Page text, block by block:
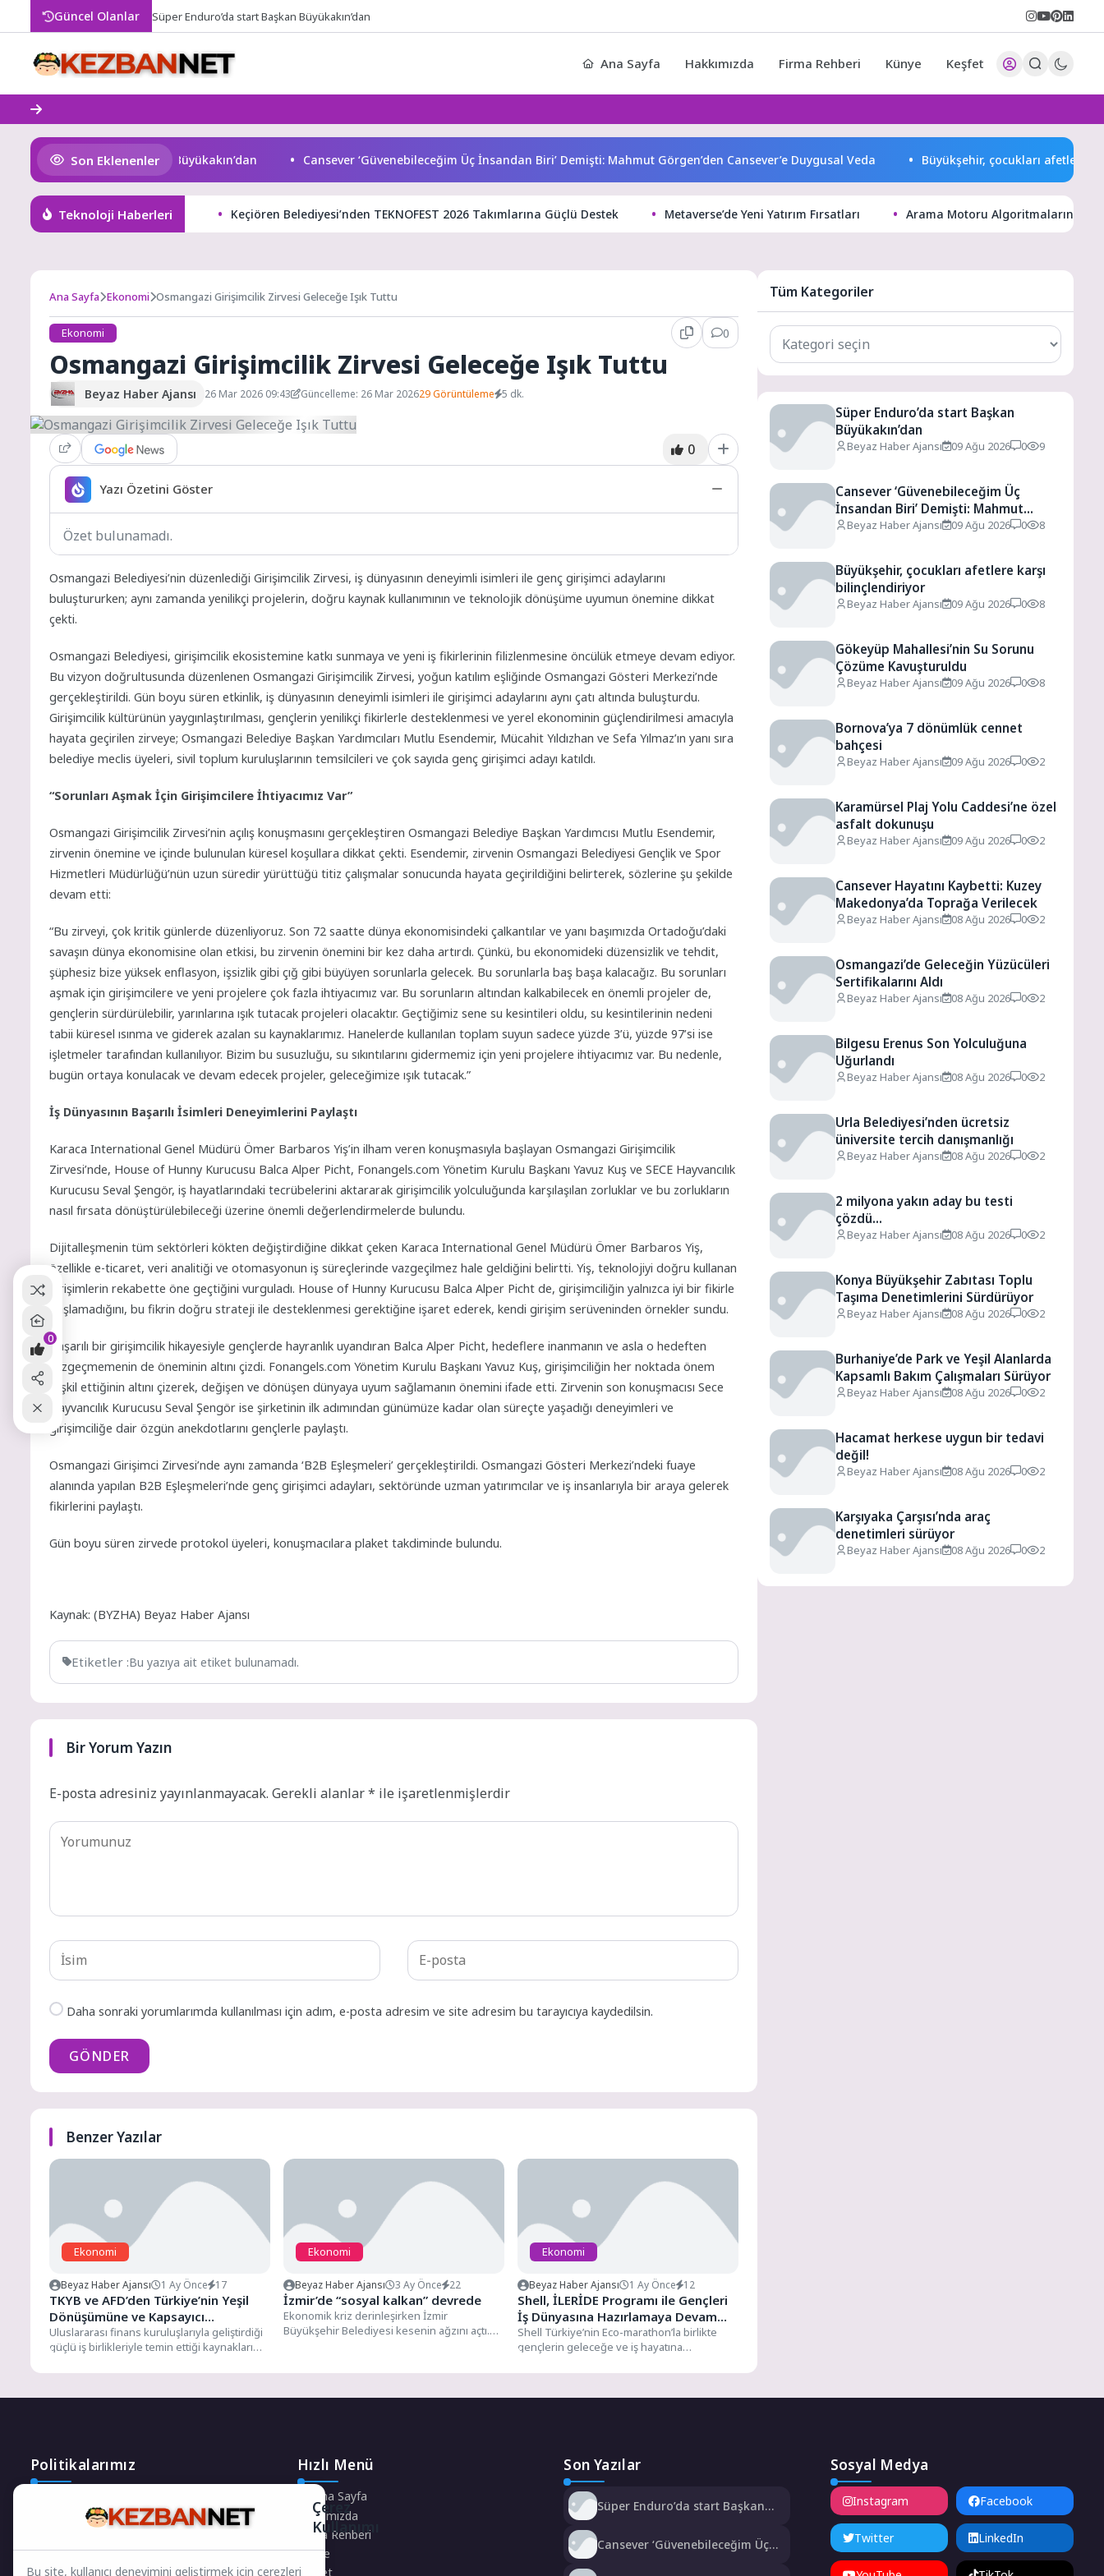
Güncel Olanlar Süper Enduro’da start Başkan Büyükakın’dan
Ana Sayfa Hakkımızda Firma Rehberi Künye Keşfet
Son Eklenenler
Enduro’da start Başkan Büyükakın’dan Cansever ‘Güvenebileceğim Üç İnsandan Biri’ Demişti: Mahmut Görgen’den Cansever’e Duygusal Veda Büyükşehir, çocukları afetlere karşı
Teknoloji Haberleri Keçiören Belediyesi’nden TEKNOFEST 2026 Takımlarına Güçlü Destek Metaverse’de Yeni Yatırım Fırsatları Arama Motoru Algoritmalarında
Ana Sayfa Ekonomi Osmangazi Girişimcilik Zirvesi Geleceğe Işık Tuttu
Ekonomi 0
Osmangazi Girişimcilik Zirvesi Geleceğe Işık Tuttu
Beyaz Haber Ajansı 26 Mar 2026 09:43 Güncelleme: 26 Mar 202629 Görüntüleme 5 dk.
0
Yazı Özetini Göster
Özet bulunamadı.
Osmangazi Belediyesi’nin düzenlediği Girişimcilik Zirvesi, iş dünyasının deneyimli isimleri ile genç girişimci adaylarını
buluştururken; aynı zamanda yenilikçi projelerin, doğru kaynak kullanımının ve teknolojik dönüşüme uyumun önemine dikkat
çekti.
Osmangazi Belediyesi, girişimcilik ekosistemine katkı sunmaya ve yeni iş fikirlerinin filizlenmesine öncülük etmeye devam ediyor.
Bu vizyon doğrultusunda düzenlenen Osmangazi Girişimcilik Zirvesi, yoğun katılım eşliğinde Osmangazi Gösteri Merkezi’nde
gerçekleştirildi. Gün boyu süren etkinlik, iş dünyasının deneyimli isimleri ile girişimci adaylarını aynı çatı altında buluşturdu.
Girişimcilik kültürünün yaygınlaştırılması, gençlerin yenilikçi fikirlerle desteklenmesi ve yerel ekonominin güçlendirilmesi amacıyla
hayata geçirilen zirveye; Osmangazi Belediye Başkan Yardımcıları Mutlu Esendemir, Mücahit Yıldızhan ve Sefa Yılmaz’ın yanı sıra
belediye meclis üyeleri, sivil toplum kuruluşlarının temsilcileri ve çok sayıda genç girişimci adayı katıldı.
“Sorunları Aşmak İçin Girişimcilere İhtiyacımız Var”
Osmangazi Girişimcilik Zirvesi’nin açılış konuşmasını gerçekleştiren Osmangazi Belediye Başkan Yardımcısı Mutlu Esendemir,
zirvenin önemine ve içinde bulunulan küresel koşullara dikkat çekti. Esendemir, zirvenin Osmangazi Belediyesi Gençlik ve Spor
Hizmetleri Müdürlüğü’nün uzun süredir yürüttüğü titiz çalışmalar sonucunda hayata geçirildiğini belirterek, sözlerine şu şekilde
devam etti:
“Bu zirveyi, çok kritik günlerde düzenliyoruz. Son 72 saatte dünya ekonomisindeki çalkantılar ve yanı başımızda Ortadoğu’daki
savaşın dünya ekonomisine olan etkisi, bu zirvenin önemini bir kez daha artırdı. Çünkü, bu ekonomideki düzensizlik ve tehdit,
şüphesiz bize yüksek enflasyon, işsizlik gibi çığ gibi büyüyen sorunlarla gelecek. Bu sorunlarla baş başa kalacağız. Bu sorunları
aşmak için girişimcilere ve yeni projelere çok fazla ihtiyacımız var. Bu sorunların altından kalkabilecek en önemli projeler de,
gençlerin sürdürülebilir, yarınlarına ışık tutacak projeleri olacaktır. Geçtiğimiz sene su kesintileri oldu, su kesintilerinin nedeni
tabii küresel ısınma ve giderek azalan su kaynaklarımız. Hanelerde kullanılan toplam suyun sadece yüzde 3’ü, yüzde 97’si ise
işletmeler tarafından kullanılıyor. Bizim bu susuzluğu, su sıkıntılarını gidermemiz için yeni projelere ihtiyacımız var. Bu nedenle,
bugün ortaya konulacak ve devam edecek projeler, geleceğimize ışık tutacak.”
İş Dünyasının Başarılı İsimleri Deneyimlerini Paylaştı
Karaca International Genel Müdürü Ömer Barbaros Yiş’in ilham veren konuşmasıyla başlayan Osmangazi Girişimcilik
Zirvesi’nde, House of Hunny Kurucusu Balca Alper Picht, Fonangels.com Yönetim Kurulu Başkanı Yavuz Kuş ve SECE Hayvancılık
Kurucusu Seval Şengör, iş hayatlarındaki tecrübelerini aktararak girişimcilik yolculuğunda karşılaşılan zorluklar ve bu zorlukların
nasıl fırsata dönüştürülebileceği üzerine önemli değerlendirmelerde bulundu.
Dijitalleşmenin tüm sektörleri kökten değiştirdiğine dikkat çeken Karaca International Genel Müdürü Ömer Barbaros Yiş,
özellikle e-ticaret, veri analitiği ve otomasyonun iş süreçlerinde vazgeçilmez hale geldiğini belirtti. Yiş, teknolojiyi doğru kullanan
girişimlerin rekabette öne geçtiğini vurguladı. House of Hunny Kurucusu Balca Alper Picht de, girişimciliğin yalnızca iyi bir fikirle
başlamadığını, bu fikrin doğru strateji ile desteklenmesi gerektiğine işaret ederek, kendi girişim serüveninden örnekler sundu.
Başarılı bir girişimcilik hikayesiyle gençlerde hayranlık uyandıran Balca Alper Picht, hedeflere inanmanın ve asla o hedeften
vazgeçmemenin de öneminin altını çizdi. Fonangels.com Yönetim Kurulu Başkanı Yavuz Kuş, girişimciliğin her noktada önem
teşkil ettiğinin altını çizerek, değişen ve dönüşen dünyaya uyum sağlamanın önemini ifade etti. Zirvenin son konuşmacısı Sece
Hayvancılık Kurucusu Seval Şengör ise şirketinin ilk adımından günümüze kadar olan süreçte yaşadığı deneyimleri ve
girişimciliğe dair özgün anekdotlarını gençlerle paylaştı.
Osmangazi Girişimci Zirvesi’nde aynı zamanda ‘B2B Eşleşmeleri’ gerçekleştirildi. Osmangazi Gösteri Merkezi’ndeki fuaye
alanında yapılan B2B Eşleşmeleri’nde genç girişimci adayları, sektöründe uzman yatırımcılar ve iş insanlarıyla bir araya gelerek
fikirlerini paylaştı.
Gün boyu süren zirvede protokol üyeleri, konuşmacılara plaket takdiminde bulundu.
Kaynak: (BYZHA) Beyaz Haber Ajansı
Etiketler :Bu yazıya ait etiket bulunamadı.
Bir Yorum Yazın
E-posta adresiniz yayınlanmayacak. Gerekli alanlar* ile işaretlenmişlerdir
Daha sonraki yorumlarımda kullanılması için adım, e-posta adresim ve site adresim bu tarayıcıya kaydedilsin.
GÖNDER
Benzer Yazılar
Ekonomi
Beyaz Haber Ajansı 1 Ay Önce 17
TKYB ve AFD’den Türkiye’nin Yeşil
Dönüşümüne ve Kapsayıcı
Kalkınmasına 200 Milyon Avroluk
Kaynak
Uluslararası finans kuruluşlarıyla geliştirdiği
güçlü iş birlikleriyle temin ettiği kaynakları
yönlendirmeye...
Ekonomi
Beyaz Haber Ajansı 3 Ay Önce 22
İzmir’de “sosyal kalkan” devrede
Ekonomik kriz derinleşirken İzmir
Büyükşehir Belediyesi kesenin ağzını açtı.
Ekonomi
Beyaz Haber Ajansı 1 Ay Önce 12
Shell, İLERİDE Programı ile Gençleri
İş Dünyasına Hazırlamaya Devam
Ediyor
Shell Türkiye’nin Eco-marathon’la birlikte
gençlerin geleceğe ve iş hayatına
yürüttüğü sosyal...
Tüm Kategoriler
Tüm
Kategoriler
Süper Enduro’da start Başkan
Büyükakın’dan
Beyaz Haber Ajansı 09 Ağu 2026 0 9
Cansever ‘Güvenebileceğim Üç
İnsandan Biri’ Demişti: Mahmut
Görgen’den Cansever’e Duygusal
Beyaz Haber Ajansı 09 Ağu 2026 0 8
Büyükşehir, çocukları afetlere karşı
bilinçlendiriyor
Beyaz Haber Ajansı 09 Ağu 2026 0 8
Gökeyüp Mahallesi’nin Su Sorunu
Çözüme Kavuşturuldu
Beyaz Haber Ajansı 09 Ağu 2026 0 8
Bornova’ya 7 dönümlük cennet
bahçesi
Beyaz Haber Ajansı 09 Ağu 2026 0 2
Karamürsel Plaj Yolu Caddesi’ne özel
asfalt dokunuşu
Beyaz Haber Ajansı 09 Ağu 2026 0 2
Cansever Hayatını Kaybetti: Kuzey
Makedonya’da Toprağa Verilecek
Beyaz Haber Ajansı 08 Ağu 2026 0 2
Osmangazi’de Geleceğin Yüzücüleri
Sertifikalarını Aldı
Beyaz Haber Ajansı 08 Ağu 2026 0 2
Bilgesu Erenus Son Yolculuğuna
Uğurlandı
Beyaz Haber Ajansı 08 Ağu 2026 0 2
Urla Belediyesi’nden ücretsiz
üniversite tercih danışmanlığı
Beyaz Haber Ajansı 08 Ağu 2026 0 2
2 milyona yakın aday bu testi
çözdü…
Beyaz Haber Ajansı 08 Ağu 2026 0 2
Konya Büyükşehir Zabıtası Toplu
Taşıma Denetimlerini Sürdürüyor
Beyaz Haber Ajansı 08 Ağu 2026 0 2
Burhaniye’de Park ve Yeşil Alanlarda
Kapsamlı Bakım Çalışmaları Sürüyor
Beyaz Haber Ajansı 08 Ağu 2026 0 2
Hacamat herkese uygun bir tedavi
değil!
Beyaz Haber Ajansı 08 Ağu 2026 0 2
Karşıyaka Çarşısı’nda araç
denetimleri sürüyor
Beyaz Haber Ajansı 08 Ağu 2026 0 2
Politikalarımız
Çerez Politikası
Telif Hakları Politikası
Hızlı Menü
Ana Sayfa
Hakkımızda
Firma Rehberi
Künye
Keşfet
Son Yazılar
Süper Enduro’da start Başkan
Cansever ‘Güvenebileceğim Üç
Sosyal Medya
Instagram Facebook
Twitter LinkedIn
0
Çerez
Kullanımı
Bu site, kullanıcı deneyimini geliştirmek için çerezleri